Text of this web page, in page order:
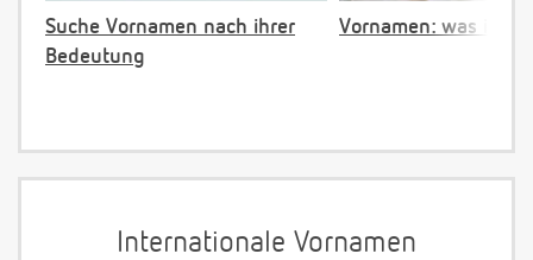
Suche Vornamen nach ihrer
Bedeutung
Vornamen: was ist
Internationale Vornamen